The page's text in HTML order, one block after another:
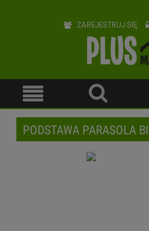
ZAREJESTRUJ SIĘ
PODSTAWA PARASOLA